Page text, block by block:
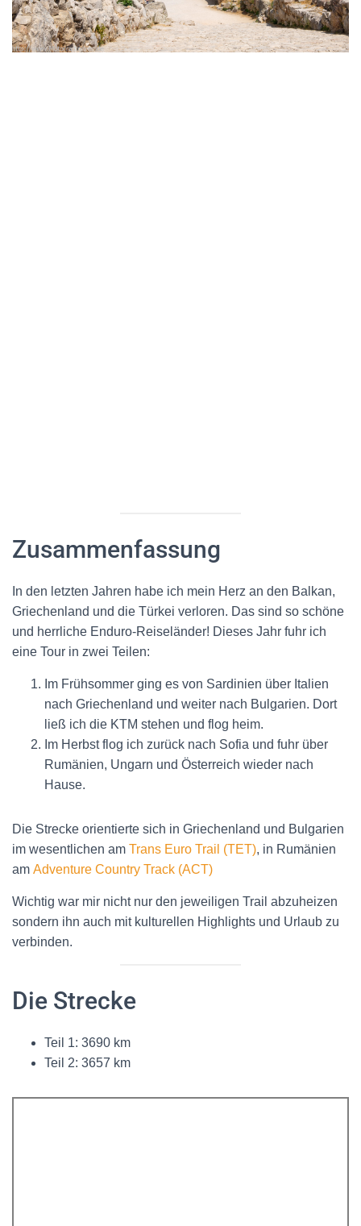
Zusammenfassung
In den letzten Jahren habe ich mein Herz an den Balkan,
Griechenland und die Türkei verloren. Das sind so schöne
und herrliche Enduro-Reiseländer! Dieses Jahr fuhr ich
eine Tour in zwei Teilen:
Im Frühsommer ging es von Sardinien über Italien
nach Griechenland und weiter nach Bulgarien. Dort
ließ ich die KTM stehen und flog heim.
Im Herbst flog ich zurück nach Sofia und fuhr über
Rumänien, Ungarn und Österreich wieder nach
Hause.
Die Strecke orientierte sich in Griechenland und Bulgarien
im wesentlichen am Trans Euro Trail (TET), in Rumänien
am Adventure Country Track (ACT)
Wichtig war mir nicht nur den jeweiligen Trail abzuheizen
sondern ihn auch mit kulturellen Highlights und Urlaub zu
verbinden.
Die Strecke
Teil 1: 3690 km
Teil 2: 3657 km